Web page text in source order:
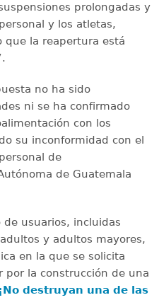
prolongadas y
y los atletas,
que la reapertura está
no ha sido
ni se ha confirmado
con los
su inconformidad con el
de
de Guatemala
usuarios, incluidas
y adultos mayores,
en la que se solicita
por la construcción de una
¡No destruyan una de las